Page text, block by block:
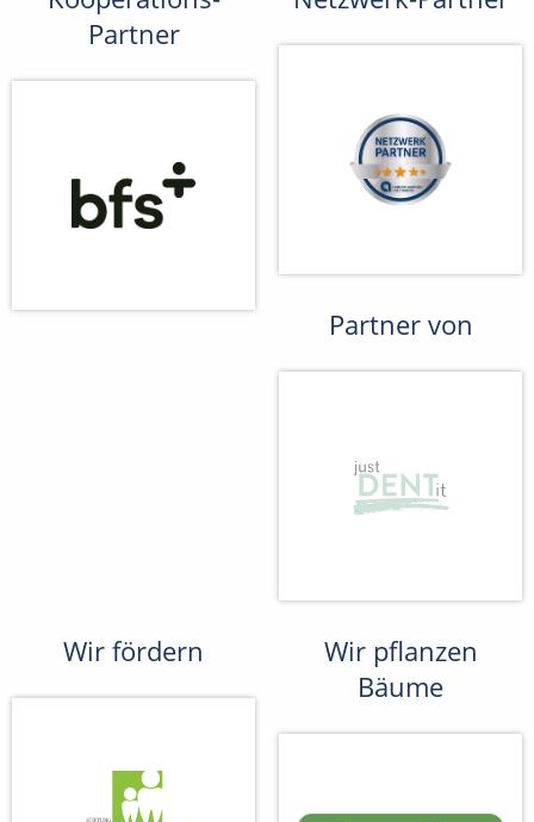
Partner
Partner von
Wir fördern
Wir pflanzen
Bäume